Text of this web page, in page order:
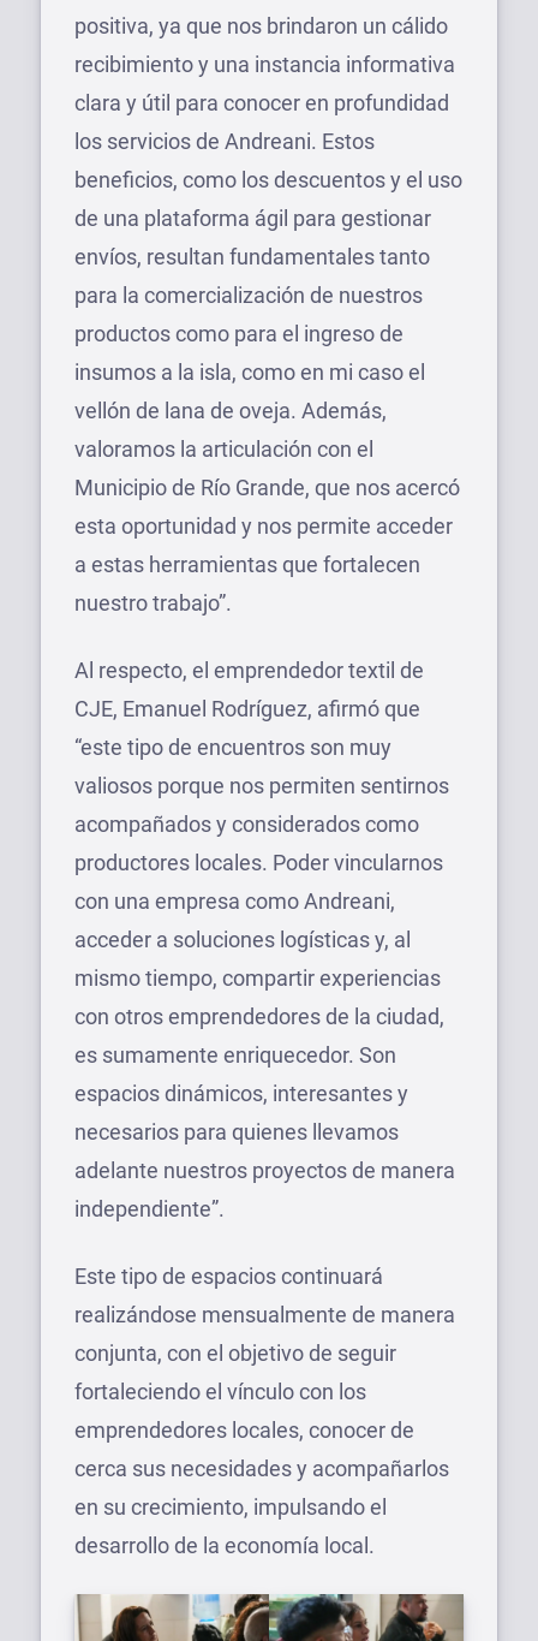
positiva, ya que nos brindaron un cálido
recibimiento y una instancia informativa
clara y útil para conocer en profundidad
los servicios de Andreani. Estos
beneficios, como los descuentos y el uso
de una plataforma ágil para gestionar
envíos, resultan fundamentales tanto
para la comercialización de nuestros
productos como para el ingreso de
insumos a la isla, como en mi caso el
vellón de lana de oveja. Además,
valoramos la articulación con el
Municipio de Río Grande, que nos acercó
esta oportunidad y nos permite acceder
a estas herramientas que fortalecen
nuestro trabajo”.
Al respecto, el emprendedor textil de
CJE, Emanuel Rodríguez, afirmó que
“este tipo de encuentros son muy
valiosos porque nos permiten sentirnos
acompañados y considerados como
productores locales. Poder vincularnos
con una empresa como Andreani,
acceder a soluciones logísticas y, al
mismo tiempo, compartir experiencias
con otros emprendedores de la ciudad,
es sumamente enriquecedor. Son
espacios dinámicos, interesantes y
necesarios para quienes llevamos
adelante nuestros proyectos de manera
independiente”.
Este tipo de espacios continuará
realizándose mensualmente de manera
conjunta, con el objetivo de seguir
fortaleciendo el vínculo con los
emprendedores locales, conocer de
cerca sus necesidades y acompañarlos
en su crecimiento, impulsando el
desarrollo de la economía local.